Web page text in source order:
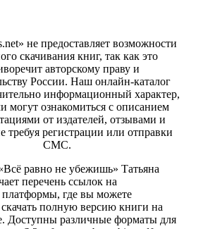
не предоставляет возможности
скачивания книг, так как это
авторскому праву и
России. Наш онлайн-каталог
информационный характер,
могут ознакомиться с описанием
от издателей, отзывами и
требуя регистрации или отправки
СМС.
равно не убежишь» Татьяна
перечень ссылок на
где вы можете
полную версию книги на
Доступны различные форматы для